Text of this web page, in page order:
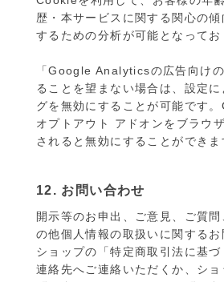
歴・本サービスに関する関心の
するための分析が可能となってお
「Google Analyticsの広告向け
ることを望まない場合は、設定
グを無効にすることが可能です
オプトアウト アドオンをブラウ
されると無効にすることができま
12. お問い合わせ
開示等のお申出、ご意見、ご質
の他個人情報の取扱いに関する
ショップの「特定商取引法に基
連絡先へご連絡いただくか、シ